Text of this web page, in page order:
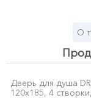
О
Дверь для душа
120x185, 4